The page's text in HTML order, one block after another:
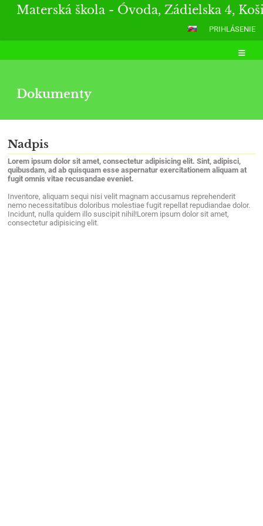
Materská škola - Óvoda, Zádielska 4,
PRIHLÁSENIE
Dokumenty
Dokumenty
Nadpis
Lorem ipsum dolor sit amet, consectetur adipisicing elit. Sint, adipisci,
quibusdam, ad ab quisquam esse aspernatur exercitationem aliquam at
fugit omnis vitae recusandae eveniet.
Inventore, aliquam sequi nisi velit magnam accusamus reprehenderit
nemo necessitatibus doloribus molestiae fugit repellat repudiandae dolor.
Incidunt, nulla quidem illo suscipit nihil!Lorem ipsum dolor sit amet,
consectetur adipisicing elit.